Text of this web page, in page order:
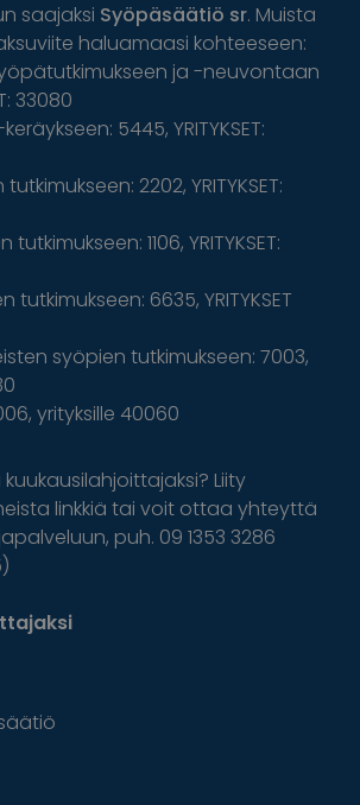
saajaksi Syöpäsäätiö sr. Muista
haluamaasi kohteeseen:
ja -neuvontaan
33080
5445, YRITYKSET:
2202, YRITYKSET:
1106, YRITYKSET:
tutkimukseen: 6635, YRITYKSET
syöpien tutkimukseen: 7003,
yrityksille 40060
Liity
linkkiä tai voit ottaa yhteyttä
puh. 09 1353 3286